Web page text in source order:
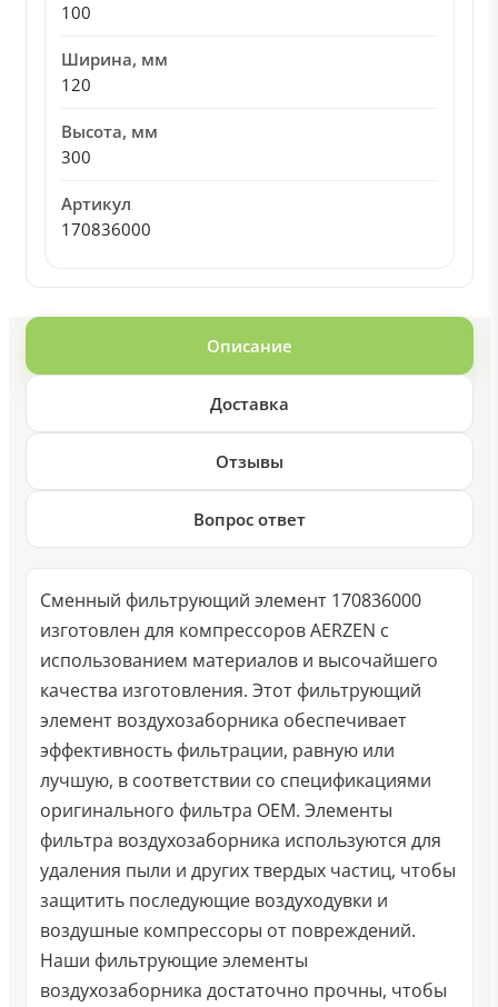
100
Ширина, мм
120
Высота, мм
300
Артикул
170836000
Описание
Доставка
Отзывы
Вопрос ответ
Сменный фильтрующий элемент 170836000
изготовлен для компрессоров AERZEN с
использованием материалов и высочайшего
качества изготовления. Этот фильтрующий
элемент воздухозаборника обеспечивает
эффективность фильтрации, равную или
лучшую, в соответствии со спецификациями
оригинального фильтра OEM. Элементы
фильтра воздухозаборника используются для
удаления пыли и других твердых частиц, чтобы
защитить последующие воздуходувки и
воздушные компрессоры от повреждений.
Наши фильтрующие элементы
воздухозаборника достаточно прочны, чтобы